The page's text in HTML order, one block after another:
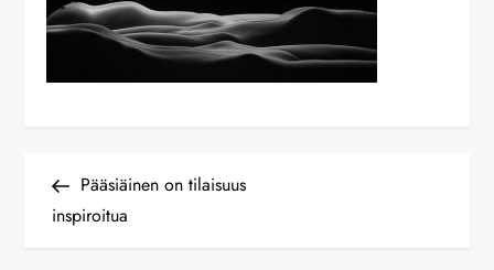
A
Previous
Post
Pääsiäinen on tilaisuus
inspiroitua